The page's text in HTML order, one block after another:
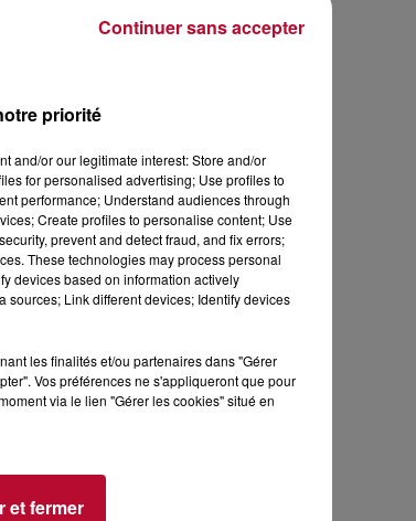
Voir plus
À LA MJC DE
priorité
and/or our legitimate interest: Store and/or
for personalised advertising; Use profiles to
performance; Understand audiences through
Create profiles to personalise content; Use
prevent and detect fraud, and fix errors;
These technologies may process personal
devices based on information actively
Link different devices; Identify devices
les finalités et/ou partenaires dans "Gérer
Vos préférences ne s'appliqueront que pour
via le lien "Gérer les cookies" situé en
et fermer
Continuer sans accepter